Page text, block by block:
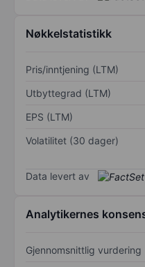
Nøkkelstatistikk
Pris/inntjening (LTM)
Utbyttegrad (LTM)
EPS (LTM)
Volatilitet (30 dager)
Data levert av
Analytikernes
Gjennomsnittlig vurdering